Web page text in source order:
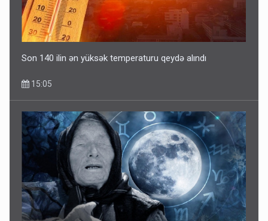
Son 140 ilin ən yüksək temperaturu qeydə alındı
15:05